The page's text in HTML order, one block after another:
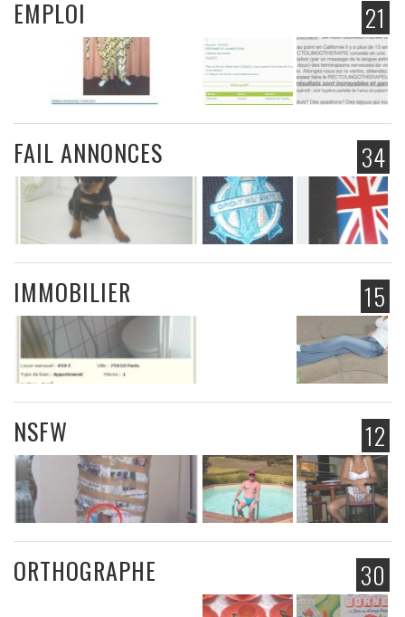
21
EMPLOI
34
FAIL ANNONCES
15
IMMOBILIER
12
NSFW
30
ORTHOGRAPHE